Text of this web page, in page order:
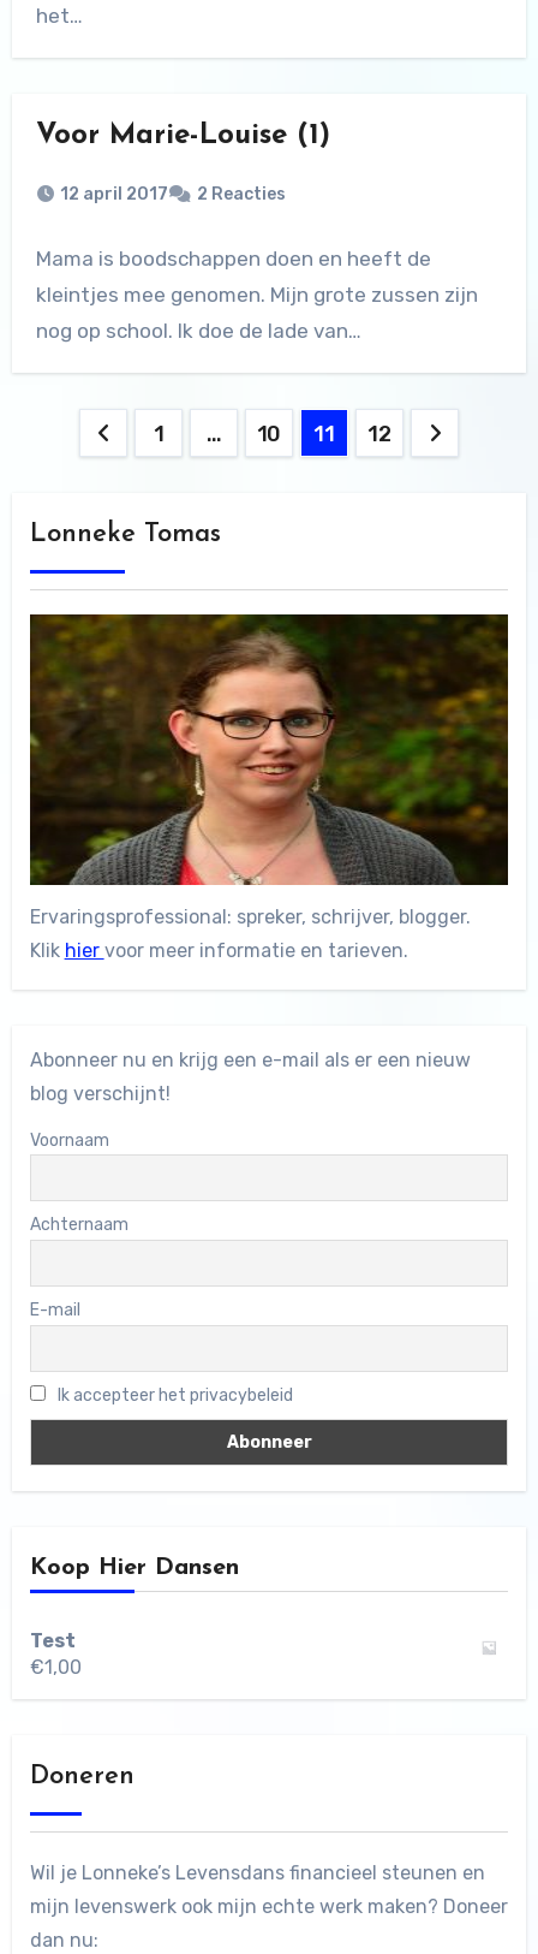
het…
Voor Marie-Louise (1)
12 april 2017 2 Reacties
Mama is boodschappen doen en heeft de
kleintjes mee genomen. Mijn grote zussen zijn
nog op school. Ik doe de lade van…
Berichten
1 … 10 11 12
Lonneke Tomas
Ervaringsprofessional: spreker, schrijver, blogger.
Klik hier voor meer informatie en tarieven.
Abonneer nu en krijg een e-mail als er een nieuw
blog verschijnt!
Voornaam
Achternaam
E-mail
Ik accepteer het privacybeleid
Koop Hier Dansen
Test
€1,00
Doneren
Wil je Lonneke’s Levensdans financieel steunen en
mijn levenswerk ook mijn echte werk maken? Doneer
dan nu: